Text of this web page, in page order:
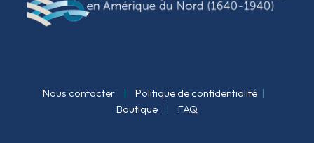
Nous contacter | Politique de confidentialité |
Boutique
| FAQ